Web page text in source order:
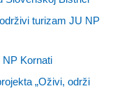
turizam JU NP
Kornati
„Oživi, održi